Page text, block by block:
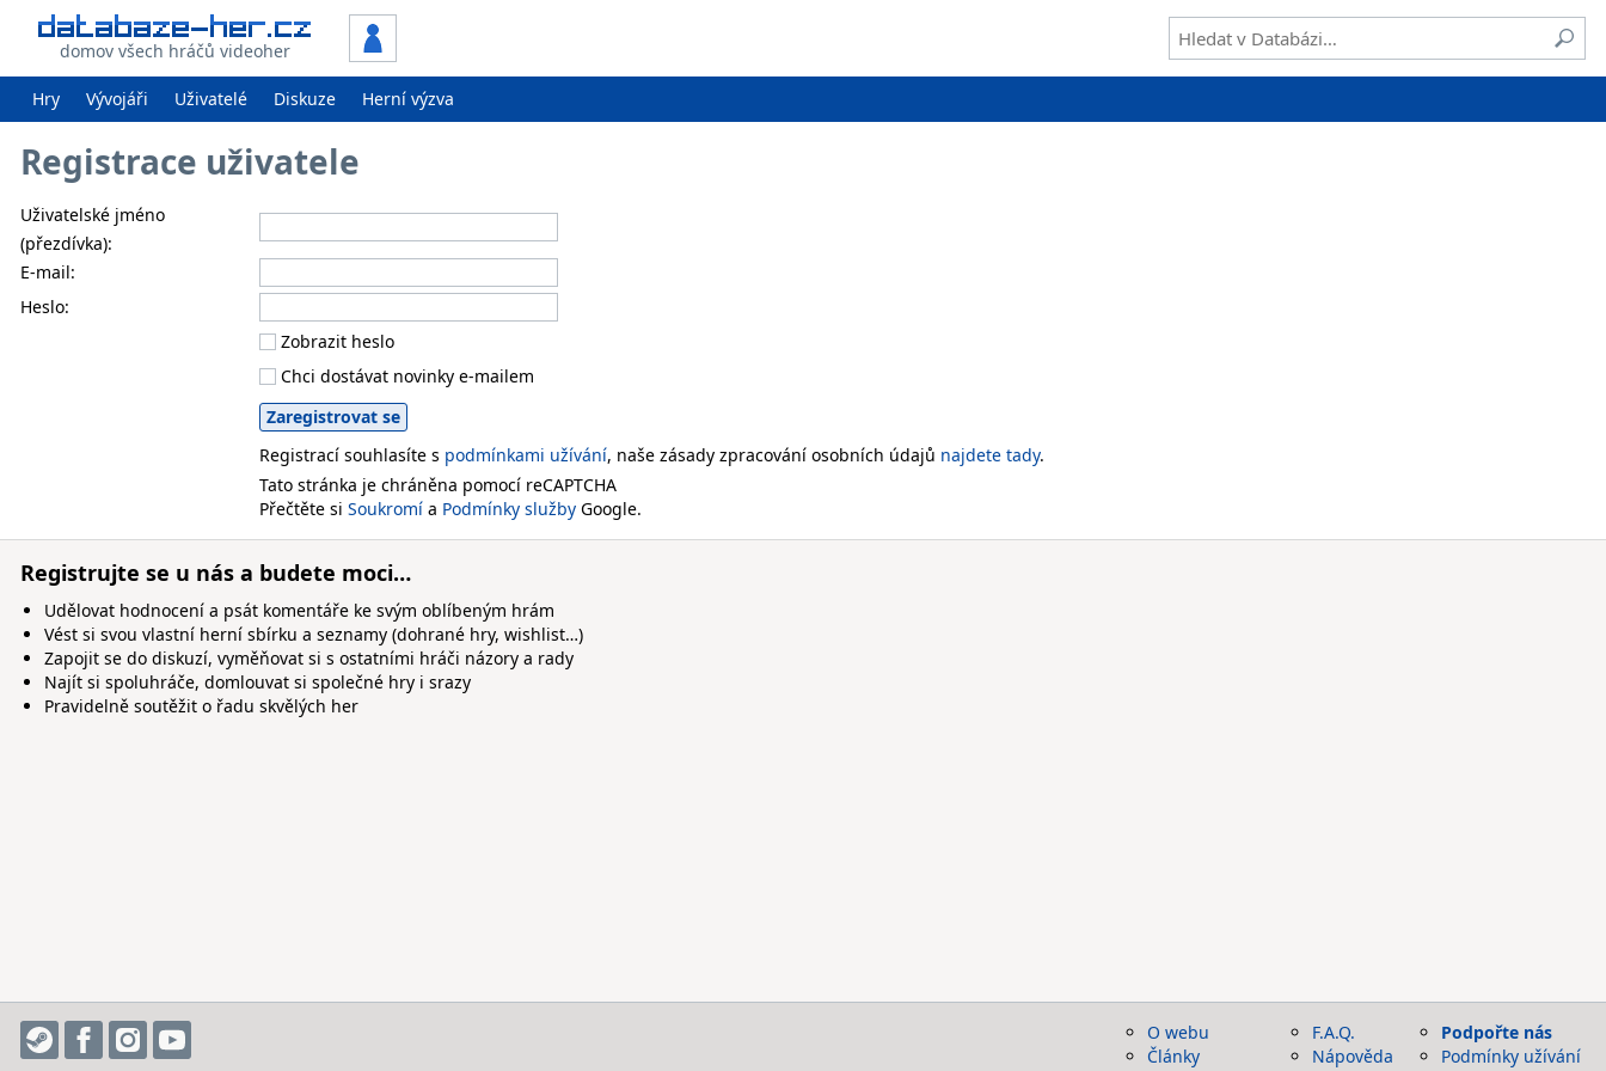
domov všech hráčů videoher
Hry Vývojáři Uživatelé Diskuze Herní výzva
Registrace uživatele
Uživatelské jméno
(přezdívka):
E-mail:
Heslo:
Zobrazit heslo
Chci dostávat novinky e-mailem
Registrací souhlasíte s podmínkami užívání, naše zásady zpracování osobních údajů najdete tady.
Tato stránka je chráněna pomocí reCAPTCHA
Přečtěte si Soukromí a Podmínky služby Google.
Registrujte se u nás a budete moci…
Udělovat hodnocení a psát komentáře ke svým oblíbeným hrám
Vést si svou vlastní herní sbírku a seznamy (dohrané hry, wishlist…)
Zapojit se do diskuzí, vyměňovat si s ostatními hráči názory a rady
Najít si spoluhráče, domlouvat si společné hry i srazy
Pravidelně soutěžit o řadu skvělých her
O webu
Články
F.A.Q.
Nápověda
Podpořte nás
Podmínky užívání